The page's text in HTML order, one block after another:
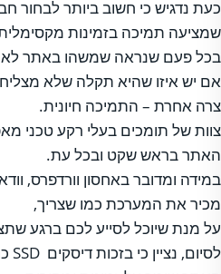
כעת נדגיש כי חשוב ביותר לבחור
שמציעה תמיכה בזמינות
בכל פעם שנראה שמשהו באתר לא
אם יש איזו שהיא תקלה שלא
צרה אחרת – התמיכה חיונית.
צוות של תומכים בעלי רקע טכני
האתר בראש שקט ובכל עת.
במידה ומדובר באחסון וורדפרס,
מכיר את המערכת כמו שצריך,
על מנת שיוכל לסייע לכם ברגע
לסיום, נציין כי בזכות דיסקים SSD כחלק מחבילת האחסון,